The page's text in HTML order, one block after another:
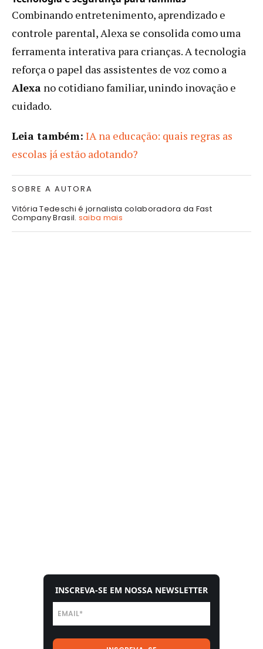
Combinando entretenimento, aprendizado e
controle parental, Alexa se consolida como uma
ferramenta interativa para crianças. A tecnologia
reforça o papel das assistentes de voz como a
Alexa no cotidiano familiar, unindo inovação e
cuidado.
Leia também: IA na educação: quais regras as
escolas já estão adotando?
SOBRE A AUTORA
Vitória Tedeschi é jornalista colaboradora da Fast
Company Brasil. saiba mais
INSCREVA-SE EM NOSSA NEWSLETTER